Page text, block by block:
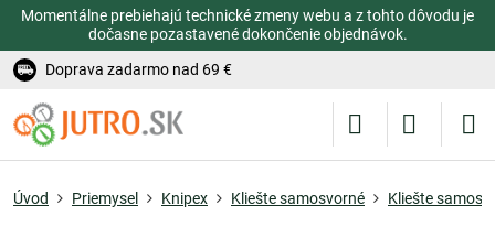
Momentálne prebiehajú technické zmeny webu a z tohto dôvodu je
dočasne pozastavené dokončenie objednávok.
Doprava zadarmo nad 69 €
Úvod Priemysel Knipex Kliešte samosvorné Kliešte